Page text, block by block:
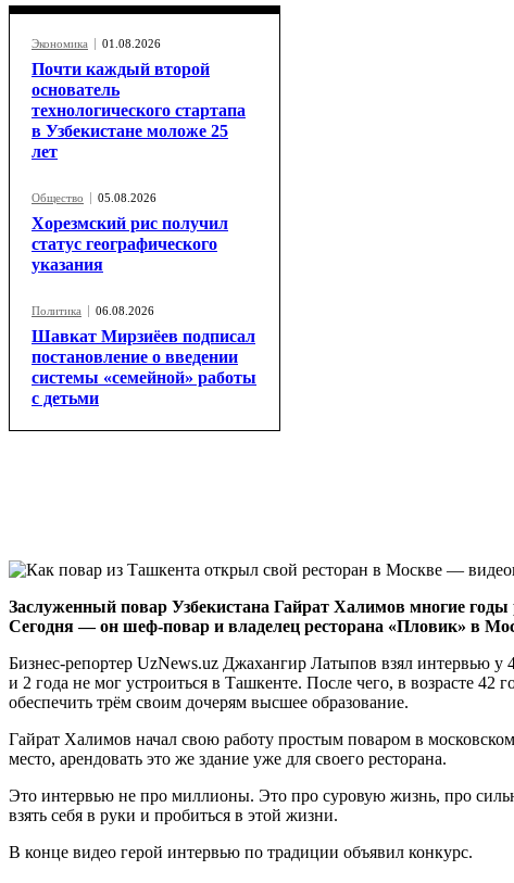
Экономика 01.08.2026
Почти каждый второй
основатель
технологического стартапа
в Узбекистане моложе 25
лет
Общество 05.08.2026
Хорезмский рис получил
статус географического
указания
Политика 06.08.2026
Шавкат Мирзиёев подписал
постановление о введении
системы «семейной» работы
с детьми
Заслуженный повар Узбекистана Гайрат Халимов многие
Сегодня — он шеф-повар и владелец ресторана «Пловик» в
Бизнес-репортер UzNews.uz Джахангир Латыпов взял интервью у
и 2 года не мог устроиться в Ташкенте. После чего, в возрасте 42
обеспечить трём своим дочерям высшее образование.
Гайрат Халимов начал свою работу простым поваром в
место, арендовать это же здание уже для своего ресторана.
Это интервью не про миллионы. Это про суровую жизнь, про
взять себя в руки и пробиться в этой жизни.
В конце видео герой интервью по традиции объявил конкурс.